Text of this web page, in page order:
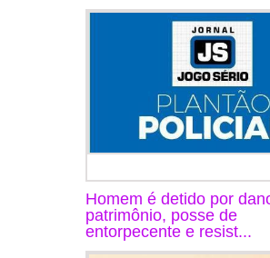
Homem é detido por
patrimônio, posse de
entorpecente e resist...